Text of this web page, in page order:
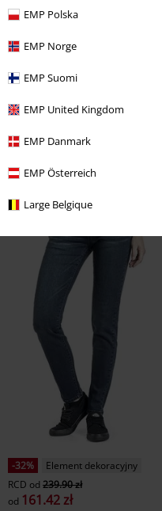
EMP Polska
EMP Norge
EMP Suomi
EMP United Kingdom
EMP Danmark
EMP Österreich
Large Belgique
RCD 109.90 zł
Leggings With Pockets
+1
-32%
Element dekoracyjny
RCD od 239.90 zł
od 161.42 zł